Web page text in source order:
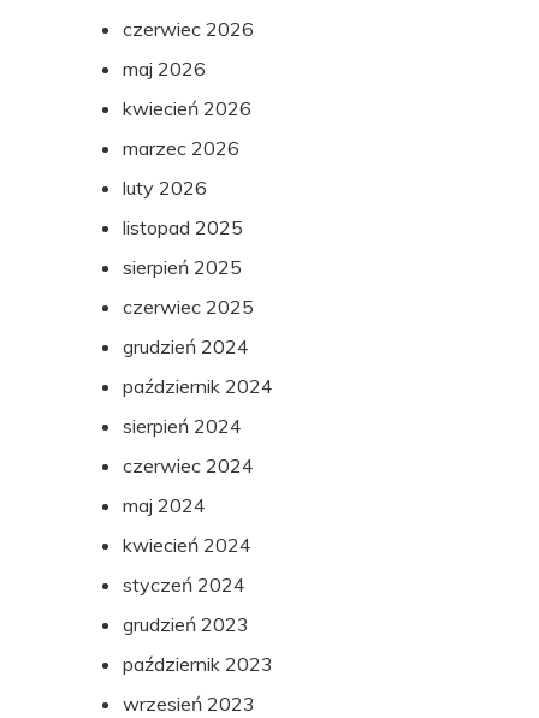
czerwiec 2026
maj 2026
kwiecień 2026
marzec 2026
luty 2026
listopad 2025
sierpień 2025
czerwiec 2025
grudzień 2024
październik 2024
sierpień 2024
czerwiec 2024
maj 2024
kwiecień 2024
styczeń 2024
grudzień 2023
październik 2023
wrzesień 2023